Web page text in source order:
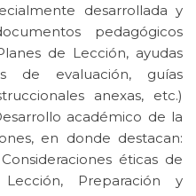
desarrollada y
pedagógicos
de Lección, ayudas
de evaluación, guías
anexas, etc.)
académico de la
en donde destacan:
éticas de
Preparación y